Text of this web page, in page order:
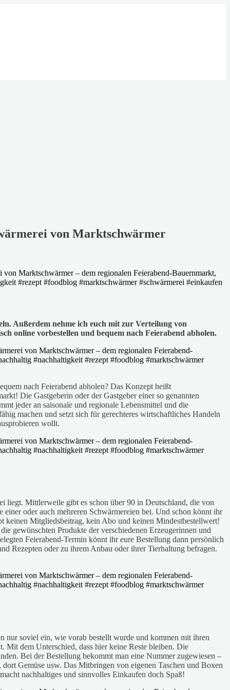
von Marktschwärmer
Außerdem nehme ich euch mit zur Verteilung von
online vorbestellen und bequem nach Feierabend abholen.
nach Feierabend abholen? Das Konzept heißt
Die Gastgeberin oder der Gastgeber einer so genannten
jeder an saisonale und regionale Lebensmittel und die
machen und setzt sich für gerechteres wirtschaftliches Handeln
wollt.
liegt. Mittlerweile gibt es schon über 90 in Deutschland, die von
oder auch mehreren Schwärmereien bei. Und schon könnt ihr
keinen Mitgliedsbeitrag, kein Abo und keinen Mindestbestellwert!
gewünschten Produkte der verschiedenen Erzeugerinnen und
Feierabend-Termin könnt ihr eure Bestellung dann persönlich
Rezepten oder zu ihrem Anbau oder ihrer Tierhaltung befragen.
nur soviel ein, wie vorab bestellt wurde und kommen mit ihren
Mit dem Unterschied, dass hier keine Reste bleiben. Die
Bei der Bestellung bekommt man eine Nummer zugewiesen –
Gemüse usw. Das Mitbringen von eigenen Taschen und Boxen
nachhaltiges und sinnvolles Einkaufen doch Spaß!